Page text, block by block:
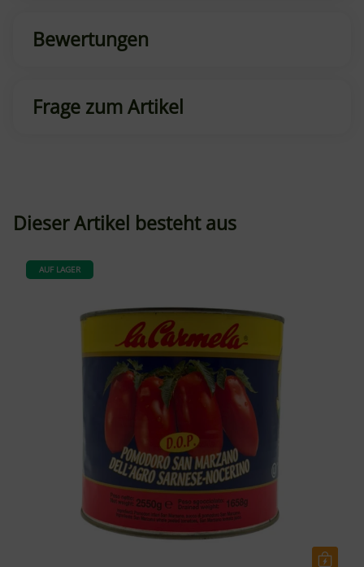
Bewertungen
Frage zum Artikel
Dieser Artikel besteht aus
AUF LAGER